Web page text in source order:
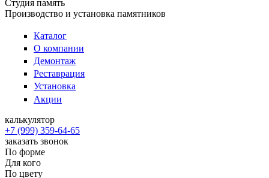
Студия память
Производство и установка памятников
Каталог
О компании
Демонтаж
Реставрация
Установка
Акции
калькулятор
+7 (999) 359-64-65
заказать звонок
По форме
Для кого
По цвету